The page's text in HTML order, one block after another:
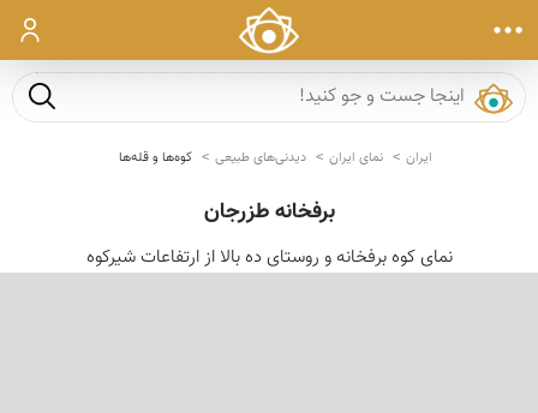
ورود
جست و
ایران نمای ایران دیدنی‌های طبیعی کوه‌ها و قله‌ها
برفخانه طزرجان
نمای کوه برفخانه و روستای ده بالا از ارتفاعات شیرکوه